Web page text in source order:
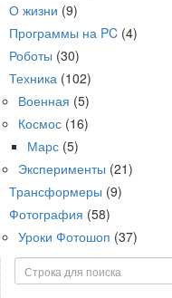
О жизни (9)
Программы на PC (4)
Роботы (30)
Техника (102)
Военная (5)
Космос (16)
Марс (5)
Эксперименты (21)
Трансформеры (9)
Фотография (58)
Уроки Фотошоп (37)
Поиск